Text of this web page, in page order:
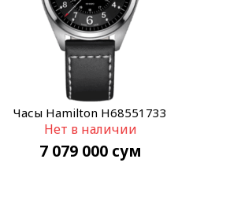
Часы Hamilton H68551733
Нет в наличии
7 079 000 сум